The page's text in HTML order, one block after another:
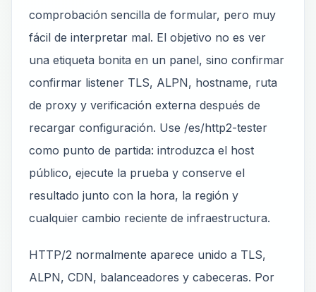
comprobación sencilla de formular, pero muy
fácil de interpretar mal. El objetivo no es ver
una etiqueta bonita en un panel, sino confirmar
confirmar listener TLS, ALPN, hostname, ruta
de proxy y verificación externa después de
recargar configuración. Use /es/http2-tester
como punto de partida: introduzca el host
público, ejecute la prueba y conserve el
resultado junto con la hora, la región y
cualquier cambio reciente de infraestructura.
HTTP/2 normalmente aparece unido a TLS,
ALPN, CDN, balanceadores y cabeceras. Por